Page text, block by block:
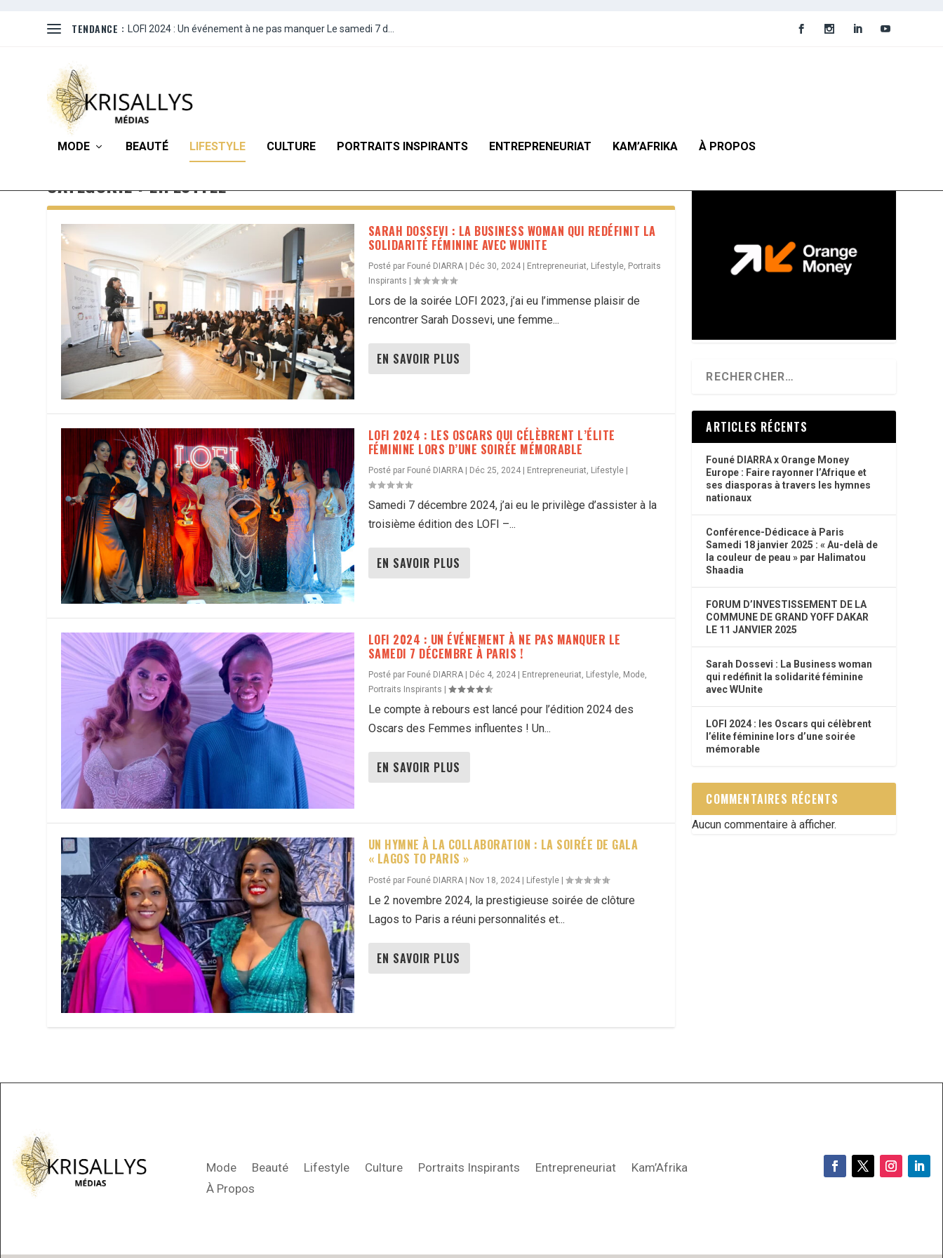
TENDANCE : LOFI 2024 : Un événement à ne pas manquer Le samedi 7 d...
MODE BEAUTÉ LIFESTYLE CULTURE PORTRAITS INSPIRANTS ENTREPRENEURIAT KAM’AFRIKA À PROPOS
CATÉGORIE :LIFESTYLE
SARAH DOSSEVI : LA BUSINESS WOMAN QUI REDÉFINIT LA
SOLIDARITÉ FÉMININE AVEC WUNITE
Posté par Founé DIARRA| Déc 30, 2024| Entrepreneuriat Lifestyle, Portraits
Inspirants |
Lors de la soirée LOFI 2023, j’ai eu l’immense plaisir de
rencontrer Sarah Dossevi, une femme...
EN SAVOIR PLUS
LOFI 2024 : LES OSCARS QUI CÉLÈBRENT L’ÉLITE
FÉMININE LORS D’UNE SOIRÉE MÉMORABLE
Posté par Founé DIARRA| Déc 25, 2024| Entrepreneuriat, Lifestyle|
Samedi 7 décembre 2024, j’ai eu le privilège d’assister à la
troisième édition des LOFI –...
EN SAVOIR PLUS
LOFI 2024 : UN ÉVÉNEMENT À NE PAS MANQUER LE
SAMEDI 7 DÉCEMBRE À PARIS !
Posté par Founé DIARRA| Déc 4, 2024| Entrepreneuriat, Lifestyle, Mode,
Portraits Inspirants
Le compte à rebours est lancé pour l’édition 2024 des
Oscars des Femmes influentes ! Un...
EN SAVOIR PLUS
UN HYMNE À LA COLLABORATION : LA SOIRÉE DE GALA
« LAGOS TO PARIS »
Posté par Founé DIARRA| Nov 18, 2024| Lifestyle|
Le 2 novembre 2024, la prestigieuse soirée de clôture
Lagos to Paris a réuni personnalités et...
EN SAVOIR PLUS
ARTICLES RÉCENTS
Founé DIARRA x Orange Money
Europe : Faire rayonner l’Afrique et
ses diasporas à travers les hymnes
nationaux
Conférence-Dédicace à Paris
Samedi 18 janvier 2025 : « Au-delà de
la couleur de peau » par Halimatou
Shaadia
FORUM D’INVESTISSEMENT DE LA
COMMUNE DE GRAND YOFF DAKAR
LE 11 JANVIER 2025
Sarah Dossevi : La Business woman
qui redéfinit la solidarité féminine
avec WUnite
LOFI 2024 : les Oscars qui célèbrent
l’élite féminine lors d’une soirée
mémorable
COMMENTAIRES RÉCENTS
Aucun commentaire à afficher.
Mode Beauté Lifestyle Culture Portraits Inspirants Entrepreneuriat
Kam’Afrika
À Propos